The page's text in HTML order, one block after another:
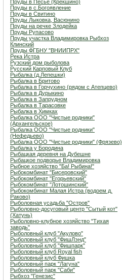
Пруды в Песье (Крекшино)
Пруды в с.Богоявление
Пруды в Свитино
Пруды Лыковка, Васюнино
Пруды на речке Злодейка
Пруды Рупасово
Пруды участка Владимировка Рыбхоз
Клинский
Пруды ФГБНУ "ВНИИПРХ"
Река Истра
Рузский дом рыболова
Русский Карповый Клуб
Рыбалка (д.Лепешки)
Рыбалка в Бритово
Рыбалка в Горчухино (рядом с Атепцево)
Рыбалка в Дурыкино
Рыбалка в Запрудном
Рыбалка в Тарасовке
Рыбалка в Химках
Рыбалка ООО "Чистые родники"
(Архангельское)
Рыбалка ООО "Чистые родники"
(Нефедьево)
Рыбалка ООО "Чистые родники" (Фрязево)
Рыбалка у Бородина
Рыбацкая деревня на Дубешне
Рыбацкое подворье Владимировка
Рыбное хозяйство "Ба! Рыбина!"
Рыбокомбинат "Бисеровский"
Рыбокомбинат "Егорьевский"
Рыбокомбинат "Лотошинский"
Рыбокомбинат Малая Истра (водоем д.
Раково)
Рыболовная усадьба "Остров"
Рыболовно-досуговый центр "Сытый кот"
(Хатунь)
Рыболовно-клубное хозяйство "Тихая
заводь"
Рыболовный клуб "Акулово"
Рыболовный клуб "ФишЛэнд"
Рыболовный клуб "Фишпарк"
Рыболовный клуб Royal fish
Рыболовный клуб Фишка
Рыболовный парк "Лагуна"
Рыболовный парк "Саби"
Рыбхоз "Генезис"